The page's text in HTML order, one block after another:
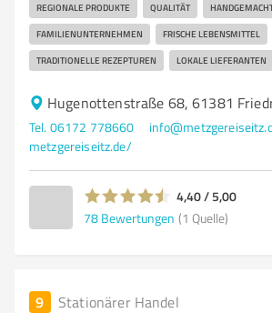
REGIONALE PRODUKTE QUALITÄT
FAMILIENUNTERNEHMEN FRISCHE LEBENSMITTEL
TRADITIONELLE REZEPTUREN LOKALE LIEFERANTEN
Hugenottenstraße 68, 61381
Tel. 06172 778660
metzgereiseitz.de/
4,40 / 5,00
78 Bewertungen (1 Quelle)
9 Stationärer Handel